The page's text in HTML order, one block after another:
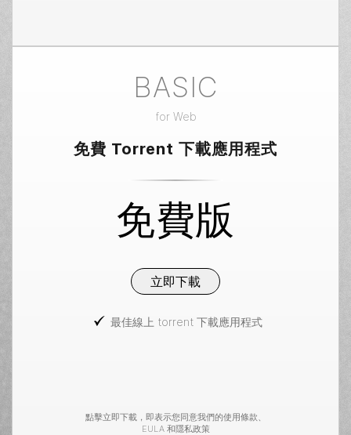
BASIC
for Web
免費 Torrent 下載應用程式
免費版
立即下載
最佳線上 torrent 下載應用程式
點擊立即下載，即表示您同意我們的使用條款、
EULA和隱私政策